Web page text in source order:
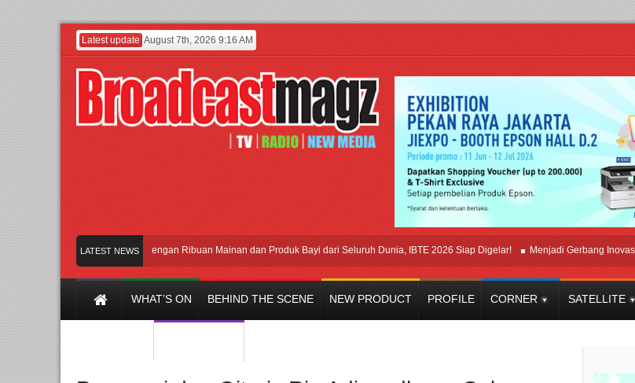
Latest update August 7th, 2026 9:16 AM
LATEST NEWS
Meramaikan Jakarta dengan Ribuan Mainan dan Produk Bayi dari Seluruh Dunia, IBTE 2026 Siap Digelar! Menjadi Gerbang Inovasi dan
WHAT’S ON BEHIND THE SCENE NEW PRODUCT PROFILE CORNER SATELLITE